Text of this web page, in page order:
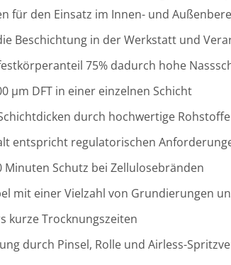
für den Einsatz im Innen- und
Beschichtung in der Werkstatt und
75% dadurch hohe
µm DFT in einer einzelnen Schicht
durch hochwertige Rohstoffe
entspricht regulatorischen
Minuten Schutz bei Zellulosebränden
mit einer Vielzahl von Grundierungen
kurze Trocknungszeiten
durch Pinsel, Rolle und Airless-